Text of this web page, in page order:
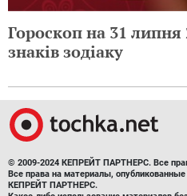
Гороскоп на 31 липня
знаків зодіаку
© 2009-2024 КЕПРЕЙТ ПАРТНЕРС. Все
Все права на материалы,
КЕПРЕЙТ ПАРТНЕРС.